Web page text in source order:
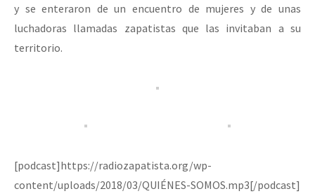
y se enteraron de un encuentro de mujeres y de unas
luchadoras llamadas zapatistas que las invitaban a su
territorio.
[podcast]https://radiozapatista.org/wp-
content/uploads/2018/03/QUIÉNES-SOMOS.mp3[/podcast]